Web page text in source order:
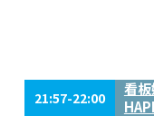
21:57-22:00
看